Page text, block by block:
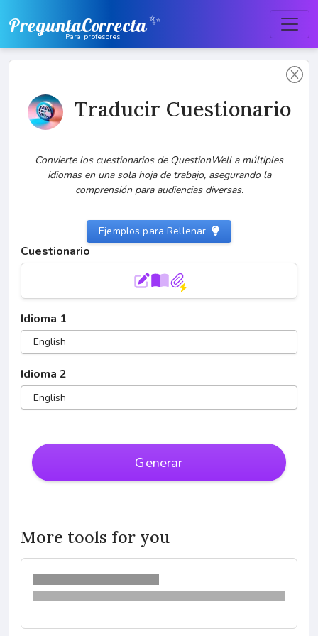
PreguntaCorrecta✨
Para profesores
Traducir Cuestionario
Convierte los cuestionarios de QuestionWell a múltiples
idiomas en una sola hoja de trabajo, asegurando la
comprensión para audiencias diversas.
Ejemplos para Rellenar
Cuestionario
Idioma 1
English
Idioma 2
English
Generar
More tools for you